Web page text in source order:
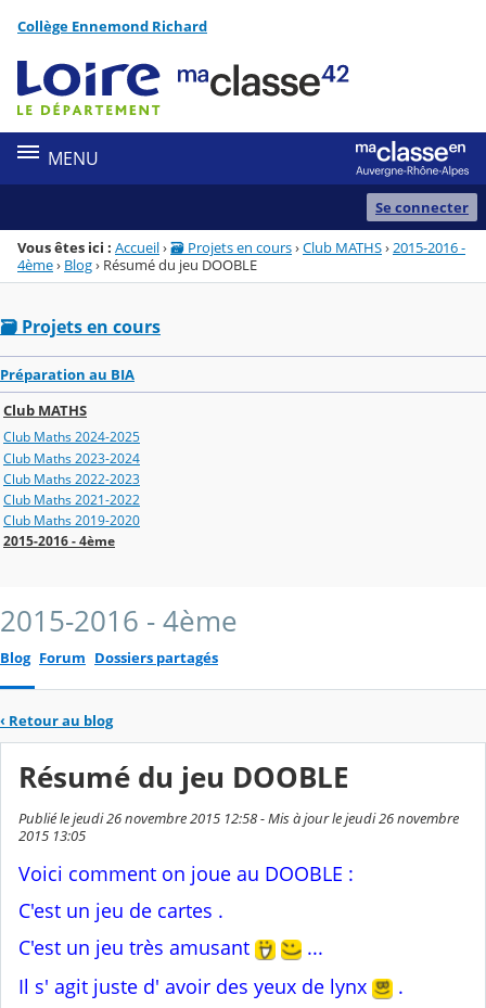
Menu de la rubrique
Contenu
Collège Ennemond Richard
MENU
Se connecter
Vous êtes ici : Accueil›🗃️ Projets en cours›Club MATHS› 2015-2016 -
4ème› Blog› Résumé du jeu DOOBLE
🗃️ Projets en cours
Préparation au BIA
Club MATHS
Club Maths 2024-2025
Club Maths 2023-2024
Club Maths 2022-2023
Club Maths 2021-2022
Club Maths 2019-2020
2015-2016 - 4ème
2015-2016 - 4ème
Blog Forum Dossiers partagés
‹ Retour au blog
Résumé du jeu DOOBLE
Publié le jeudi 26 novembre 2015 12:58 - Mis à jour le jeudi 26 novembre
2015 13:05
Voici comment on joue au DOOBLE :
C'est un jeu de cartes .
C'est un jeu très amusant
...
Il s' agit juste d' avoir des yeux de lynx
.